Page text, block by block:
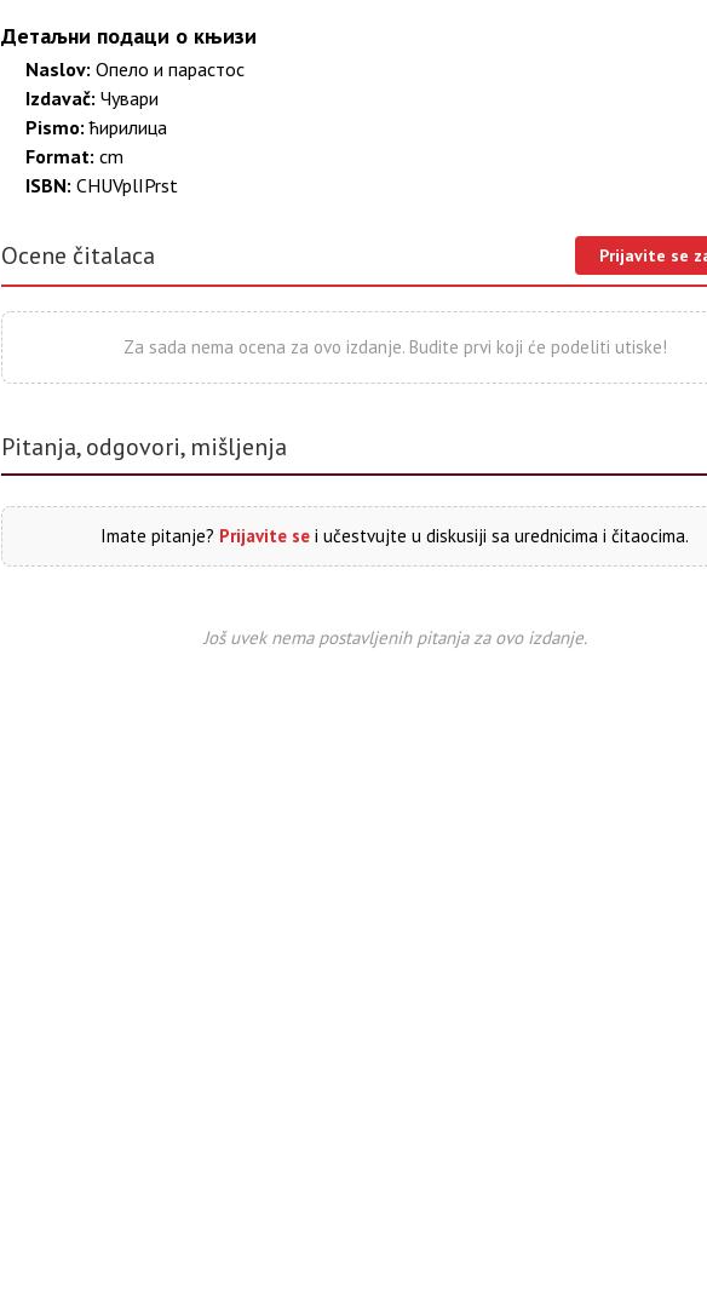
Детаљни подаци о књизи
Naslov: Опело и парастос
Izdavač: Чувари
Pismo: ћирилица
Format: cm
ISBN: CHUVplIPrst
Ocene čitalaca Prijavite se
Za sada nema ocena za ovo izdanje. Budite prvi koji će podeliti utiske!
Pitanja, odgovori, mišljenja
Imate pitanje? Prijavite se i učestvujte u diskusiji sa urednicima i čitaocima.
Još uvek nema postavljenih pitanja za ovo izdanje.